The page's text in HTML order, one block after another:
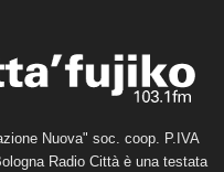
Nuova" soc. coop. P.IVA
Radio Città è una testata